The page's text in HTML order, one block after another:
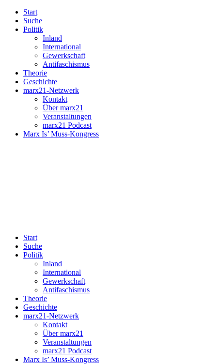
Start
Suche
Politik
Inland
International
Gewerkschaft
Antifaschismus
Theorie
Geschichte
marx21-Netzwerk
Kontakt
Über marx21
Veranstaltungen
marx21 Podcast
Marx Is’ Muss-Kongress
Start
Suche
Politik
Inland
International
Gewerkschaft
Antifaschismus
Theorie
Geschichte
marx21-Netzwerk
Kontakt
Über marx21
Veranstaltungen
marx21 Podcast
Marx Is’ Muss-Kongress